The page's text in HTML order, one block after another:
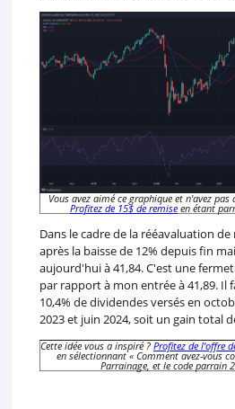
Vous avez aimé ce graphique et n'avez
Profitez de 15$ de remiseen étant
Dans le cadre de la rééavaluation
après la baisse de 12% depuis fin
aujourd'hui à 41,84. C'est une
par rapport à mon entrée à 41,89.
10,4% de dividendes versés en
2023 et juin 2024, soit un gain total
Cette idée vous a inspiré ? Profitez de l'offre
en sélectionnant « Comment avez-vous
Parrainage, et le code parrain